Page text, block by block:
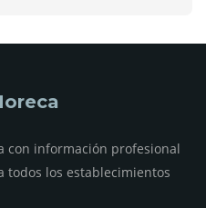
con información profesional
todos los establecimientos